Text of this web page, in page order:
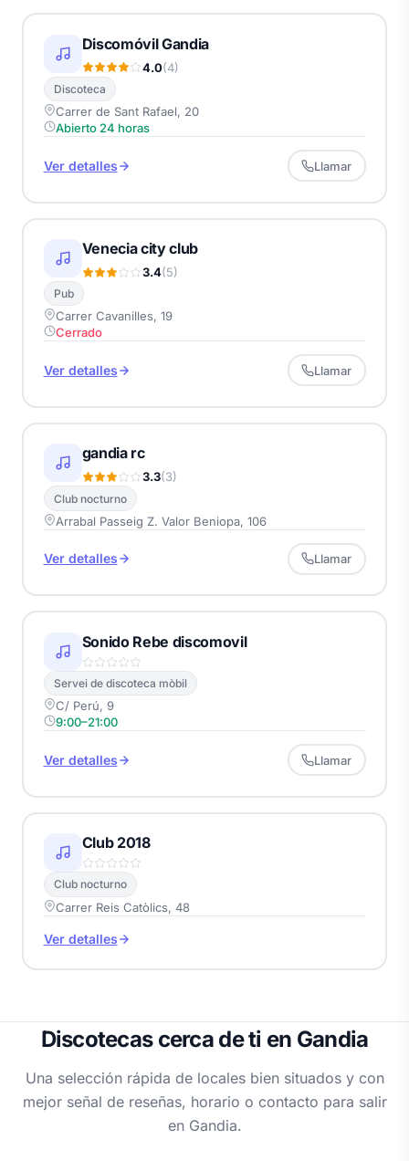
Discomóvil Gandia
4.0(4)
Discoteca
Carrer de Sant Rafael, 20
Abierto 24 horas
Ver detalles Llamar
Venecia city club
3.4(5)
Pub
Carrer Cavanilles, 19
Cerrado
Ver detalles Llamar
gandia rc
3.3(3)
Club nocturno
Arrabal Passeig Z. Valor Beniopa, 106
Ver detalles Llamar
Sonido Rebe discomovil
Servei de discoteca mòbil
C/ Perú, 9
9:00–21:00
Ver detalles Llamar
Club 2018
Club nocturno
Carrer Reis Catòlics, 48
Ver detalles
Discotecas cerca de ti en Gandia
Una selección rápida de locales bien situados y con
mejor señal de reseñas, horario o contacto para salir
en Gandia.